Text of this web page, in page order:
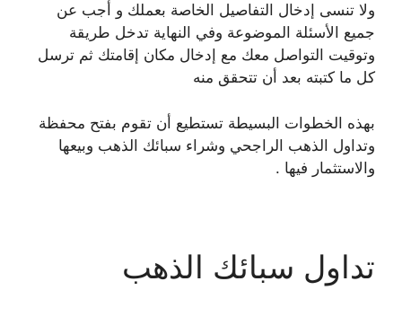
ولا تنسى إدخال التفاصيل الخاصة بعملك و أجب عن
جميع الأسئلة الموضوعة وفي النهاية تدخل طريقة
وتوقيت التواصل معك مع إدخال مكان إقامتك ثم ترسل
كل ما كتبته بعد أن تتحقق منه
بهذه الخطوات البسيطة تستطيع أن تقوم بفتح محفظة
وتداول الذهب الراجحي وشراء سبائك الذهب وبيعها
والاستثمار فيها .
تداول سبائك الذهب